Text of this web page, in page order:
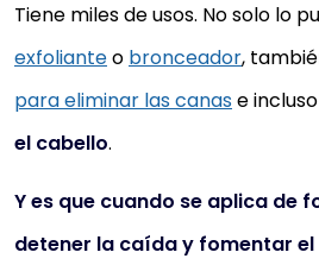
Tiene miles de usos. No solo lo
exfolianteo bronceador,
para eliminar las canase
el cabello.
Y es que cuando se aplica de
detener la caída y fomentar